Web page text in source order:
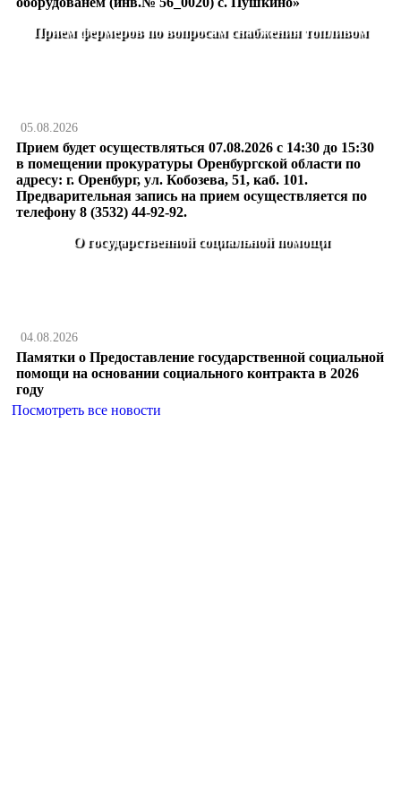
Прием фермеров по вопросам снабжения топливом
05.08.2026
Прием будет осуществляться 07.08.2026 с 14:30 до 15:30
в помещении прокуратуры Оренбургской области по
адресу: г. Оренбург, ул. Кобозева, 51, каб. 101.
Предварительная запись на прием осуществляется по
телефону 8 (3532) 44-92-92.
О государственной социальной помощи
04.08.2026
Памятки о Предоставление государственной социальной
помощи на основании социального контракта в 2026
году
Посмотреть все новости